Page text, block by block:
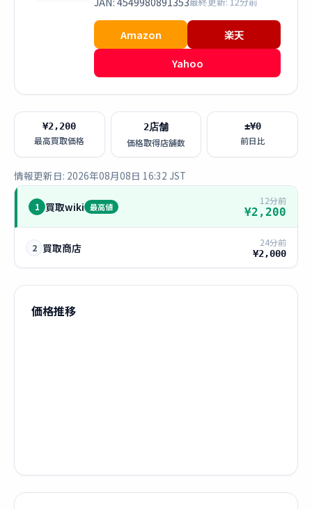
Amazon
楽天
Yahoo
¥2,200
最高買取価格
2店舗
価格取得店舗数
±¥0
前日比
情報更新日: 2026年08月08日 16:32 JST
1 買取wiki 最高値
12分前
¥2,200
2 買取商店 24分前
¥2,000
価格推移